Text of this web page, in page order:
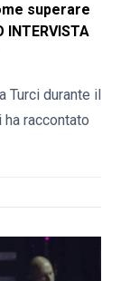
superare
Turci durante il
raccontato